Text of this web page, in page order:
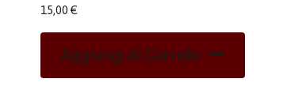
15,00 €
Aggiungi Al Carrello